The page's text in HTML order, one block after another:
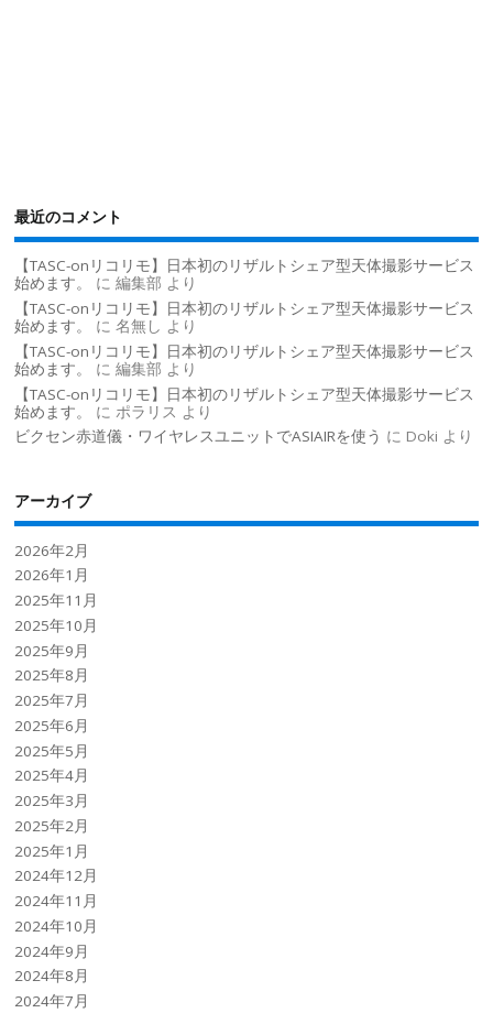
最近のコメント
【TASC-onリコリモ】日本初のリザルトシェア型天体撮影サービス
始めます。
に編集部 より
【TASC-onリコリモ】日本初のリザルトシェア型天体撮影サービス
始めます。
に名無し より
【TASC-onリコリモ】日本初のリザルトシェア型天体撮影サービス
始めます。
に編集部 より
【TASC-onリコリモ】日本初のリザルトシェア型天体撮影サービス
始めます。
にポラリス より
ビクセン赤道儀・ワイヤレスユニットでASIAIRを使う に Doki より
アーカイブ
2026年2月
2026年1月
2025年11月
2025年10月
2025年9月
2025年8月
2025年7月
2025年6月
2025年5月
2025年4月
2025年3月
2025年2月
2025年1月
2024年12月
2024年11月
2024年10月
2024年9月
2024年8月
2024年7月